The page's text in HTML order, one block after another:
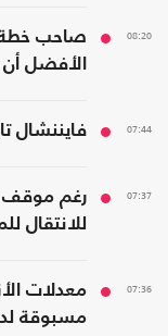
08:20
صاحب خطة
الأفضل أن
07:44 فايننشال
07:37
رغم موقف
للانتقال
07:36
معدلات
مسبوقة